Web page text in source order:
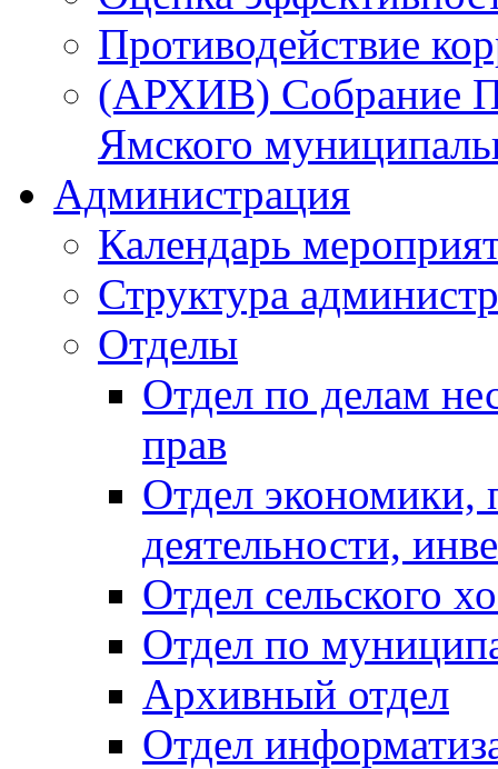
Противодействие
(АРХИВ) Собрание
Ямского
Администрация
Календарь
Структура
Отделы
Отдел по делам
прав
Отдел экономики,
деятельности,
Отдел сельского
Отдел по
Архивный отдел
Отдел